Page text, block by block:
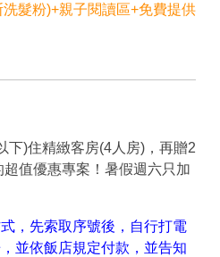
髮粉)+親子閱讀區+免費提供
下)住精緻客房(4人房)，再贈2
值優惠專案！暑假週六只加
，先索取序號後，自行打電
並依飯店規定付款，並告知